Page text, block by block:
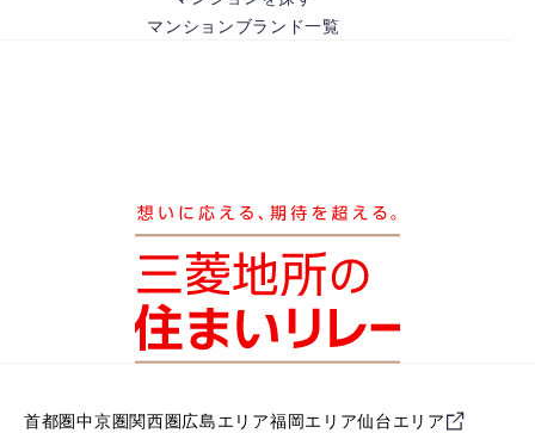
マンションブランド一覧
首都圏中京圏関西圏広島エリア福岡エリア仙台エリア